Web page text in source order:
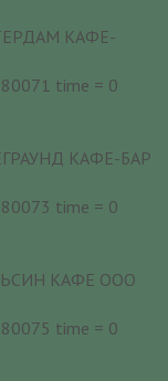
КАФЕ-
time = 0
КАФЕ-БАР
time = 0
КАФЕ ООО
time = 0